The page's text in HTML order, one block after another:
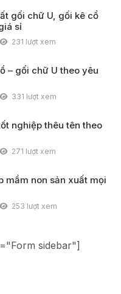
gối chữ U, gối kê cổ
sỉ
231 lượt xem
– gối chữ U theo yêu
331 lượt xem
nghiệp thêu tên theo
271 lượt xem
mầm non sản xuất mọi
253 lượt xem
sidebar"]